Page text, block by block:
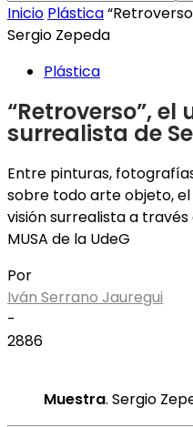
Inicio Plástica
Sergio Zepeda
Plástica
“Retroverso”, el
surrealista de
Entre pinturas,
sobre todo arte objeto,
visión surrealista a
MUSA de la UdeG
Por
Iván Serrano Jauregui
-
2886
Muestra. Sergio